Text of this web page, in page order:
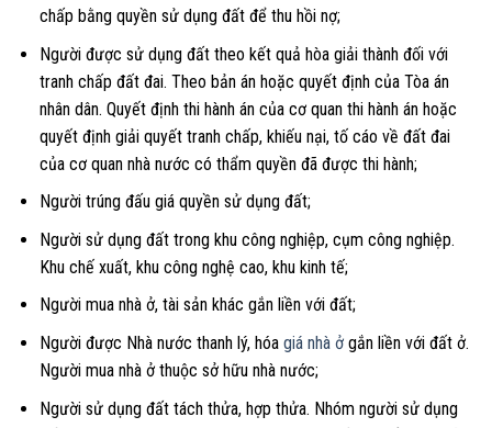
chấp bằng quyền sử dụng đất để thu hồi nợ;
Người được sử dụng đất theo kết quả hòa giải thành đối với
tranh chấp đất đai. Theo bản án hoặc quyết định của Tòa án
nhân dân. Quyết định thi hành án của cơ quan thi hành án hoặc
quyết định giải quyết tranh chấp, khiếu nại, tố cáo về đất đai
của cơ quan nhà nước có thẩm quyền đã được thi hành;
Người trúng đấu giá quyền sử dụng đất;
Người sử dụng đất trong khu công nghiệp, cụm công nghiệp.
Khu chế xuất, khu công nghệ cao, khu kinh tế;
Người mua nhà ở, tài sản khác gắn liền với đất;
Người được Nhà nước thanh lý, hóa giá nhà ởgắn liền với đất ở.
Người mua nhà ở thuộc sở hữu nhà nước;
Người sử dụng đất tách thửa, hợp thửa. Nhóm người sử dụng